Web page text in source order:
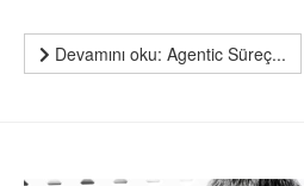
Devamını oku: Agentic Süreç...